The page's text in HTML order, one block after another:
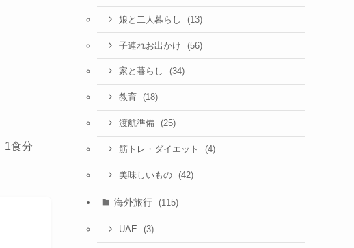
1食分
娘と二人暮らし (13)
子連れお出かけ (56)
家と暮らし (34)
教育 (18)
渡航準備 (25)
筋トレ・ダイエット (4)
美味しいもの (42)
海外旅行 (115)
UAE (3)